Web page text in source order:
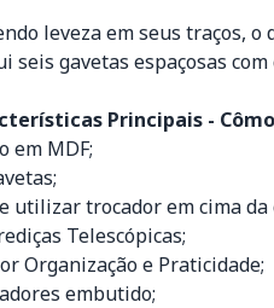
leveza em seus traços, o
seis gavetas espaçosas
Principais -
em MDF;
utilizar trocador em cima da
Telescópicas;
Organização e Praticidade;
embutido;